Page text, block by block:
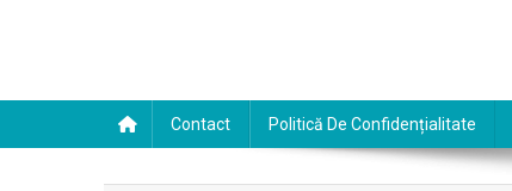
Contact Politică De Confidențialitate